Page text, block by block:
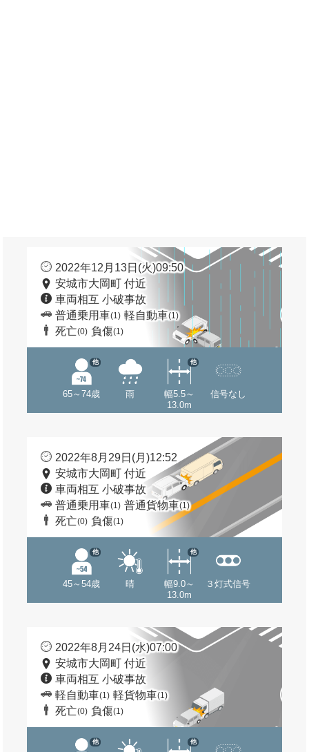
2022年12月13日(火)09:50
安城市大岡町 付近
車両相互 小破事故
普通乗用車(1) 軽自動車(1)
死亡(0) 負傷(1)
65～74歳
他
雨
幅5.5～
13.0m
他
信号なし
2022年8月29日(月)12:52
安城市大岡町 付近
車両相互 小破事故
普通乗用車(1) 普通貨物車(1)
死亡(0) 負傷(1)
45～54歳
他
晴
幅9.0～
13.0m
他
３灯式信号
2022年8月24日(水)07:00
安城市大岡町 付近
車両相互 小破事故
軽自動車(1) 軽貨物車(1)
死亡(0) 負傷(1)
他 他